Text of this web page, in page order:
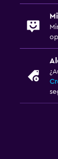
Boletos de
Servicio de
Renta de
Acceso con
Recepción 24